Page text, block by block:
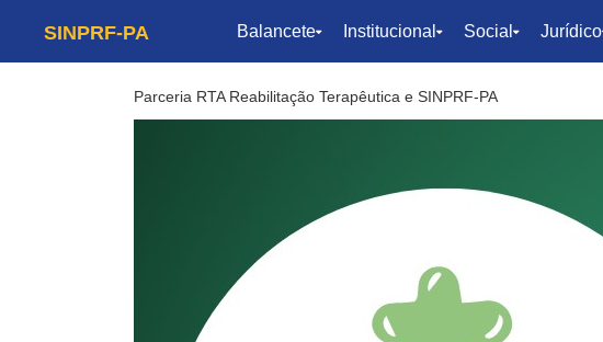
SINPRF-PA Balancete Institucional Social Jurídico
Parceria RTA Reabilitação Terapêutica e SINPRF-PA